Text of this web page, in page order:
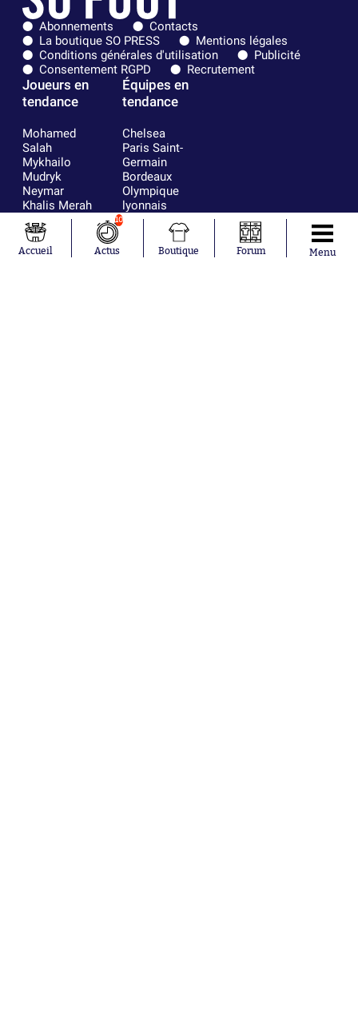
Abonnements
Contacts
La boutique SO PRESS
Mentions légales
Conditions générales d'utilisation
Publicité
Consentement RGPD
Recrutement
Joueurs en
tendance
Mohamed
Salah
Mykhailo
Mudryk
Neymar
Khalis Merah
Loïs Openda
Moussa
Niakhaté
Équipes en
tendance
Chelsea
Paris Saint-
Germain
Bordeaux
Olympique
lyonnais
FIFA
Real Madrid
RC Strasbourg
Accueil
10
Actus Boutique Forum Menu